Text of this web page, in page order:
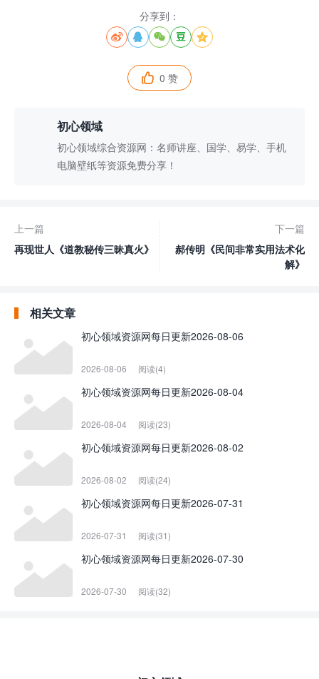
分享到：
    
 0 赞
初心领域
初心领域综合资源网：名师讲座、国学、易学、手机
电脑壁纸等资源免费分享！
上一篇
再现世人《道教秘传三昧真火》
下一篇
郝传明《民间非常实用法术化
解》
相关文章
初心领域资源网每日更新2026-08-06
2026-08-06 阅读(4)
初心领域资源网每日更新2026-08-04
2026-08-04 阅读(23)
初心领域资源网每日更新2026-08-02
2026-08-02 阅读(24)
初心领域资源网每日更新2026-07-31
2026-07-31 阅读(31)
初心领域资源网每日更新2026-07-30
2026-07-30 阅读(32)